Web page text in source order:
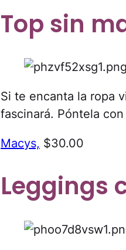
Top sin
Si te encanta la ropa
fascinará. Póntela
Macys, $30.00
Leggings